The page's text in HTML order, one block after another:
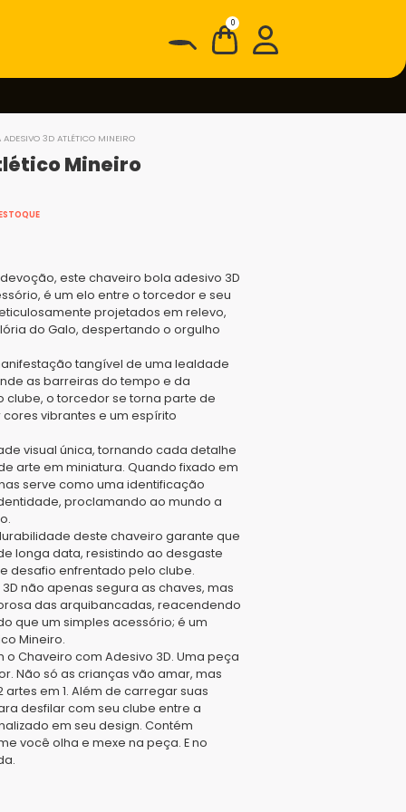
0
3D ATLÉTICO MINEIRO
Mineiro
este chaveiro bola adesivo 3D
é um elo entre o torcedor e seu
projetados em relevo,
do Galo, despertando o orgulho
tangível de uma lealdade
as barreiras do tempo e da
clube, o torcedor se torna parte de
vibrantes e um espírito
visual única, tornando cada detalhe
arte em miniatura. Quando fixado em
serve como uma identificação
proclamando ao mundo a
deste chaveiro garante que
longa data, resistindo ao desgaste
desafio enfrentado pelo clube.
não apenas segura as chaves, mas
das arquibancadas, reacendendo
que um simples acessório; é um
Mineiro.
Chaveiro com Adesivo 3D. Uma peça
Não só as crianças vão amar, mas
em 1. Além de carregar suas
desfilar com seu clube entre a
em seu design. Contém
você olha e mexe na peça. E no